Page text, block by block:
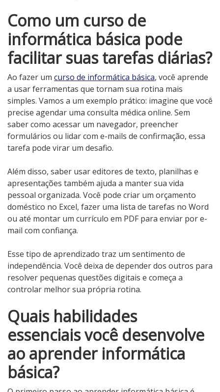
Como um curso de
informática básica pode
facilitar suas tarefas diárias?
Ao fazer um curso de informática básica, você aprende
a usar ferramentas que tornam sua rotina mais
simples. Vamos a um exemplo prático: imagine que você
precise agendar uma consulta médica online. Sem
saber como acessar um navegador, preencher
formulários ou lidar com e-mails de confirmação, essa
tarefa pode virar um desafio.
Além disso, saber usar editores de texto, planilhas e
apresentações também ajuda a manter sua vida
pessoal organizada. Você pode criar um orçamento
doméstico no Excel, fazer uma lista de tarefas no Word
ou até montar um currículo em PDF para enviar por e-
mail com confiança.
Esse tipo de aprendizado traz um sentimento de
independência. Você deixa de depender dos outros para
resolver pequenas questões digitais e começa a
controlar melhor sua própria rotina.
Quais habilidades
essenciais você desenvolve
ao aprender informática
básica?